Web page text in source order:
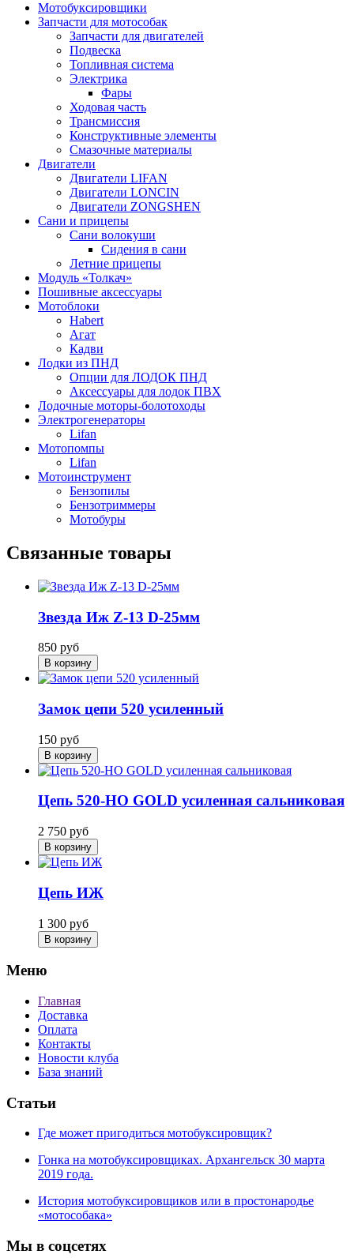
Мотобуксировщики
Запчасти для мотособак
Запчасти для двигателей
Подвеска
Топливная система
Электрика
Фары
Ходовая часть
Трансмиссия
Конструктивные элементы
Смазочные материалы
Двигатели
Двигатели LIFAN
Двигатели LONCIN
Двигатели ZONGSHEN
Сани и прицепы
Сани волокуши
Сидения в сани
Летние прицепы
Модуль «Толкач»
Пошивные аксессуары
Мотоблоки
Habert
Агат
Кадви
Лодки из ПНД
Опции для ЛОДОК ПНД
Аксессуары для лодок ПВХ
Лодочные моторы-болотоходы
Электрогенераторы
Lifan
Мотопомпы
Lifan
Мотоинструмент
Бензопилы
Бензотриммеры
Мотобуры
Связанные товары
Звезда Иж Z-13 D-25мм
850 руб
В корзину
Замок цепи 520 усиленный
150 руб
В корзину
Цепь 520-HO GOLD усиленная сальниковая
2 750 руб
В корзину
Цепь ИЖ
1 300 руб
В корзину
Меню
Главная
Доставка
Оплата
Контакты
Новости клуба
База знаний
Статьи
Где может пригодиться мотобуксировщик?
Гонка на мотобуксировщиках. Архангельск 30 марта
2019 года.
История мотобуксировщиков или в простонародье
«мотособака»
Мы в соцсетях